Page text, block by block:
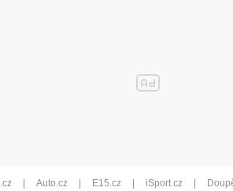
Auto.cz E15.cz iSport.cz